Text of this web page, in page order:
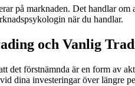
på marknaden. Det handlar
när du handlar.
och Vanlig
det förstnämnda är en form av
dina investeringar över längre